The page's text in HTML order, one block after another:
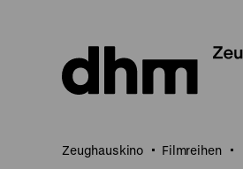
Seiteninhalt
springen
Zeughauskino Filmreihen